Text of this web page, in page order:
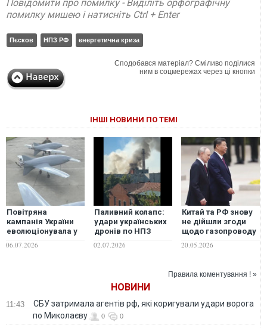
Повідомити про помилку - Виділіть орфографічну
помилку мишею і натисніть Ctrl + Enter
Пєсков НПЗ РФ енергетична криза
Сподобався матеріал? Сміливо поділися
ним в соцмережах через ці кнопки
ІНШІ НОВИНИ ПО ТЕМІ
Повітряна
кампанія України
еволюціонувала у
операцію з
06.07.2026
Паливний колапс:
удари українських
дронів по НПЗ
третини регіонів
02.07.2026
Китай та РФ знову
не дійшли згоди
щодо газопроводу
20.05.2026
Правила коментування ! »
НОВИНИ
11:43
СБУ затримала агентів рф, які коригували удари ворога
по Миколаєву
0 0